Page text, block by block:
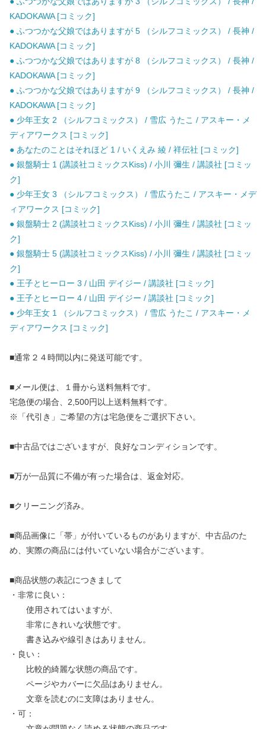
KADOKAWA [コミック]
● ふつつかな父娘ではありますが 5 （シルフコミックス） / 長神 /
KADOKAWA [コミック]
● ふつつかな父娘ではありますが 8 （シルフコミックス） / 長神 /
KADOKAWA [コミック]
● ふつつかな父娘ではありますが 9 （シルフコミックス） / 長神 /
KADOKAWA [コミック]
● 少年王女 2 （シルフコミックス） / 雪広 うたこ / アスキー・メ
ディアワークス [コミック]
● あなたのことはそれほど 1 / いくえみ 綾 / 祥伝社 [コミック]
● 銀盤騎士 1 (講談社コミックスKiss) / 小川 彌生 / 講談社 [コミッ
ク]
● 少年王女 3 （シルフコミックス） / 雪広うたこ / アスキー・メデ
ィアワークス [コミック]
● 銀盤騎士 2 (講談社コミックスKiss) / 小川 彌生 / 講談社 [コミッ
ク]
● 銀盤騎士 5 (講談社コミックスKiss) / 小川 彌生 / 講談社 [コミッ
ク]
● 王子とヒーロー 3 / 山田 デイジー / 講談社 [コミック]
● 王子とヒーロー 4 / 山田 デイジー / 講談社 [コミック]
● 少年王女 1 （シルフコミックス） / 雪広 うたこ / アスキー・メ
ディアワークス [コミック]
■通常２４時間以内に発送可能です。
■メール便は、１冊から送料無料です。
宅急便の場合、2,500円以上送料無料です。
※「代引き」ご希望の方は宅急便をご選択下さい。
■中古品ではございますが、良好なコンディションです。
■万が一品質に不備が有った場合は、返金対応。
■クリーニング済み。
■商品画像に「帯」が付いているものがありますが、中古品のた
め、実際の商品には付いていない場合がございます。
■商品状態の表記につきまして
・非常に良い：
使用されてはいますが、
非常にきれいな状態です。
書き込みや線引きはありません。
・良い：
比較的綺麗な状態の商品です。
ページやカバーに欠品はありません。
文章を読むのに支障はありません。
・可：